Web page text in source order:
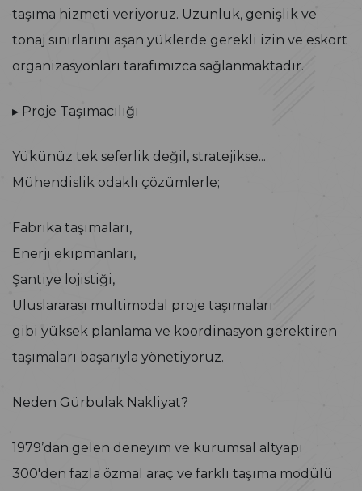
taşıma hizmeti veriyoruz. Uzunluk, genişlik ve
tonaj sınırlarını aşan yüklerde gerekli izin ve eskort
organizasyonları tarafımızca sağlanmaktadır.
▸ Proje Taşımacılığı
Yükünüz tek seferlik değil, stratejikse...
Mühendislik odaklı çözümlerle;
Fabrika taşımaları,
Enerji ekipmanları,
Şantiye lojistiği,
Uluslararası multimodal proje taşımaları
gibi yüksek planlama ve koordinasyon gerektiren
taşımaları başarıyla yönetiyoruz.
Neden Gürbulak Nakliyat?
1979’dan gelen deneyim ve kurumsal altyapı
300'den fazla özmal araç ve farklı taşıma modülü